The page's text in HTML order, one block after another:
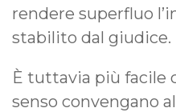
rendere superfluo
stabilito dal giudice.
È tuttavia più facile
senso convengano